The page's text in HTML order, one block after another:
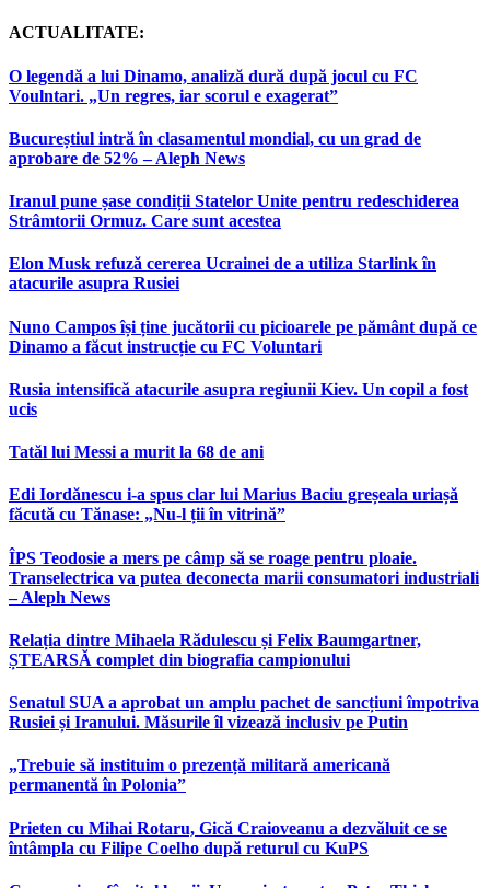
ACTUALITATE:
O legendă a lui Dinamo, analiză dură după jocul cu FC
Voulntari. „Un regres, iar scorul e exagerat”
Bucureștiul intră în clasamentul mondial, cu un grad de
aprobare de 52% – Aleph News
Iranul pune șase condiții Statelor Unite pentru redeschiderea
Strâmtorii Ormuz. Care sunt acestea
Elon Musk refuză cererea Ucrainei de a utiliza Starlink în
atacurile asupra Rusiei
Nuno Campos își ține jucătorii cu picioarele pe pământ după ce
Dinamo a făcut instrucție cu FC Voluntari
Rusia intensifică atacurile asupra regiunii Kiev. Un copil a fost
ucis
Tatăl lui Messi a murit la 68 de ani
Edi Iordănescu i-a spus clar lui Marius Baciu greșeala uriașă
făcută cu Tănase: „Nu-l ții în vitrină”
ÎPS Teodosie a mers pe câmp să se roage pentru ploaie.
Transelectrica va putea deconecta marii consumatori industriali
– Aleph News
Relația dintre Mihaela Rădulescu și Felix Baumgartner,
ȘTEARSĂ complet din biografia campionului
Senatul SUA a aprobat un amplu pachet de sancțiuni împotriva
Rusiei și Iranului. Măsurile îl vizează inclusiv pe Putin
„Trebuie să instituim o prezență militară americană
permanentă în Polonia”
Prieten cu Mihai Rotaru, Gică Craioveanu a dezvăluit ce se
întâmpla cu Filipe Coelho după returul cu KuPS